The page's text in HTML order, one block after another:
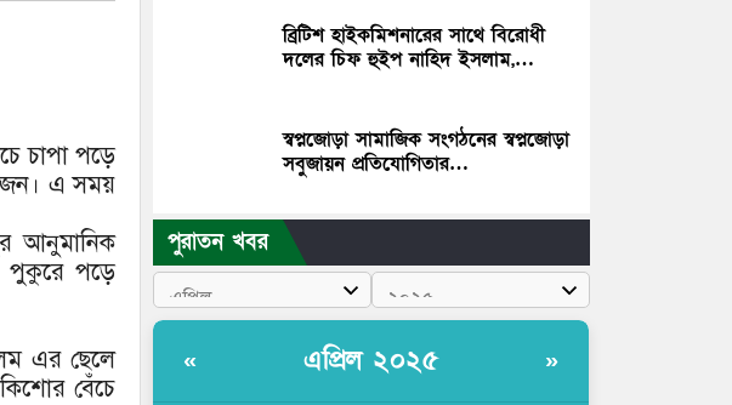
চাপা পড়ে
এ সময়
আনুমানিক
পুকুরে পড়ে
এর ছেলে
বেঁচে
ব্রিটিশ হাইকমিশনারের সাথে বিরোধী
দলের চিফ হুইপ নাহিদ ইসলাম,…
স্বপ্নজোড়া সামাজিক সংগঠনের স্বপ্নজোড়া
সবুজায়ন প্রতিযোগিতার…
পুরাতন খবর
« এপ্রিল ২০২৫ »